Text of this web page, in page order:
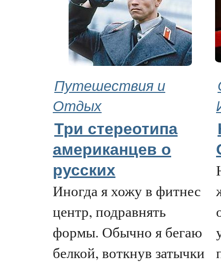
Путешествия и
Отдых
Три стереотипа
американцев о
русских
Иногда я хожу в фитнес
центр, подравнять
формы. Обычно я бегаю
белкой, воткнув затычки